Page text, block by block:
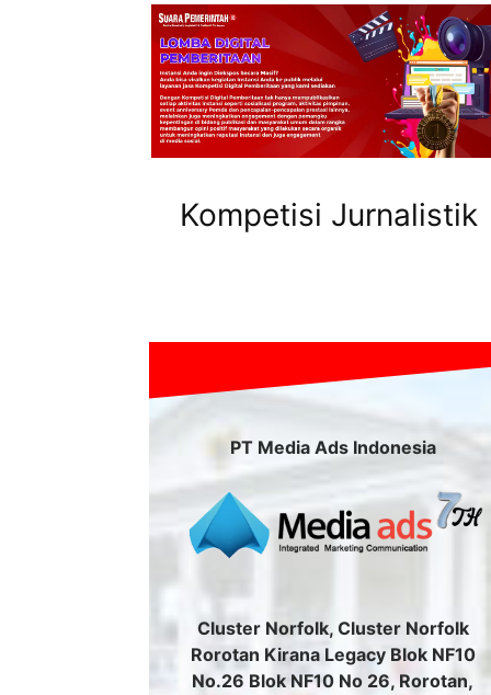
Kompetisi Jurnalistik
PT Media Ads Indonesia
Cluster Norfolk, Cluster Norfolk
Rorotan Kirana Legacy Blok NF10
No.26 Blok NF10 No 26, Rorotan,